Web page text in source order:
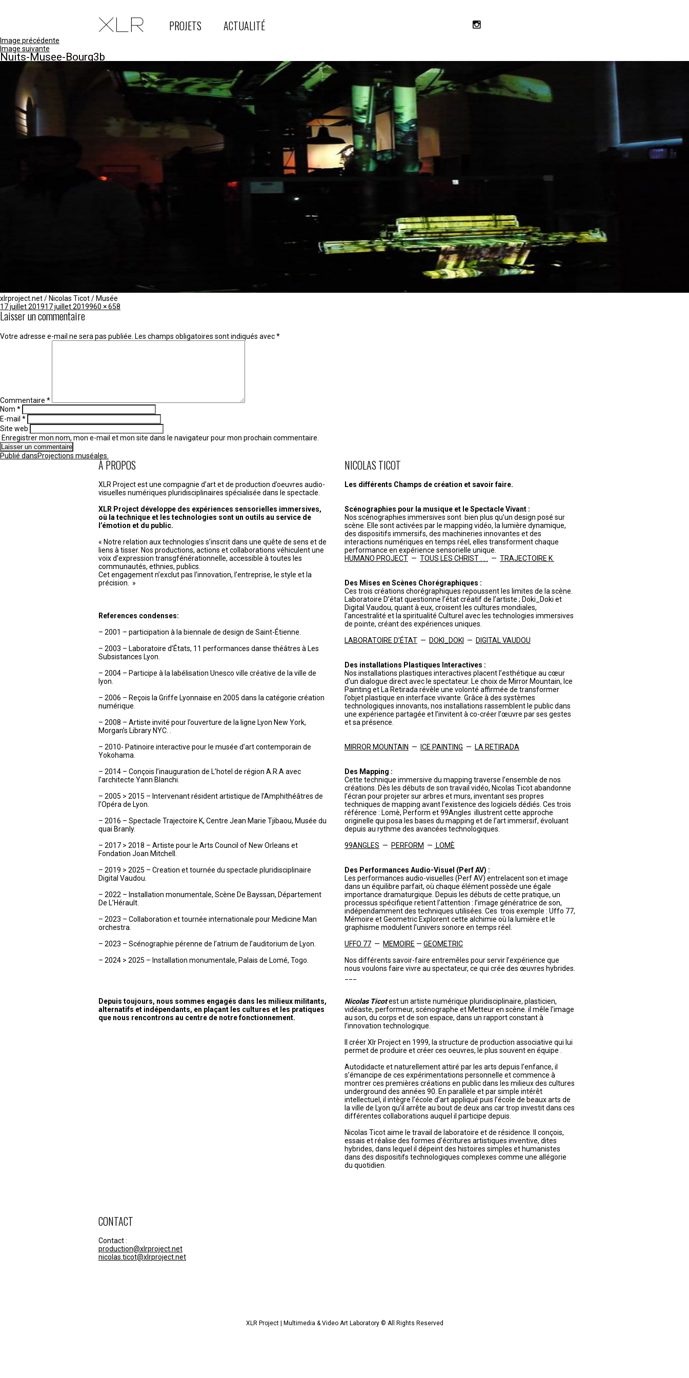
PROJETS ACTUALITÉ
Image précédente
Image suivante
Nuits-Musee-Bourg3b
xlrproject.net / Nicolas Ticot / Musée
Publié
le
17 juillet 201917 juillet 2019Taille
960 × 658
Laisser un commentaire
Votre adresse e-mail ne sera pas publiée. Les champs obligatoires sont indiqués avec*
Commentaire *
Nom *
E-mail *
Site web
Enregistrer mon nom, mon e-mail et mon site dans le navigateur pour mon prochain commentaire.
Navigation
de
Publié dansProjections muséales.
À PROPOS
XLR Project est une compagnie d’art et de production d’oeuvres audio-
visuelles numériques pluridisciplinaires spécialisée dans le spectacle.
XLR Project développe des expériences sensorielles immersives,
où la technique et les technologies sont un outils au service de
l’émotion et du public.
« Notre relation aux technologies s’inscrit dans une quête de sens et de
liens à tisser. Nos productions, actions et collaborations véhiculent une
voix d’expression transgfénérationnelle, accessible à toutes les
communautés, ethnies, publics.
Cet engagement n’exclut pas l’innovation, l’entreprise, le style et la
précision. »
References condenses:
– 2001 – participation à la biennale de design de Saint-Étienne.
– 2003 – Laboratoire d’États, 11 performances danse théâtres à Les
Subsistances Lyon.
– 2004 – Participe à la labélisation Unesco ville créative de la ville de
lyon.
– 2006 – Reçois la Griffe Lyonnaise en 2005 dans la catégorie création
numérique.
– 2008 – Artiste invité pour l’ouverture de la ligne Lyon New York,
Morgan’s Library NYC. .
– 2010- Patinoire interactive pour le musée d’art contemporain de
Yokohama.
– 2014 – Conçois l’inauguration de L’hotel de région A.R.A avec
l’architecte Yann Blanchi.
– 2005 > 2015 – Intervenant résident artistique de l’Amphithéâtres de
l’Opéra de Lyon.
– 2016 – Spectacle Trajectoire K, Centre Jean Marie Tjibaou, Musée du
quai Branly.
– 2017 > 2018 – Artiste pour le Arts Council of New Orleans et
Fondation Joan Mitchell.
– 2019 > 2025 – Creation et tournée du spectacle pluridisciplinaire
Digital Vaudou.
– 2022 – Installation monumentale, Scène De Bayssan, Département
De L’Hérault.
– 2023 – Collaboration et tournée internationale pour Medicine Man
orchestra.
– 2023 – Scénographie pérenne de l’atrium de l’auditorium de Lyon.
– 2024 > 2025 – Installation monumentale, Palais de Lomé, Togo.
Depuis toujours, nous sommes engagés dans les milieux militants,
alternatifs et indépendants, en plaçant les cultures et les pratiques
que nous rencontrons au centre de notre fonctionnement.
NICOLAS TICOT
Les différents Champs de création et savoir faire.
Scénographies pour la musique et le Spectacle Vivant :
Nos scénographies immersives sont bien plus qu’un design posé sur
scène. Elle sont activées par le mapping vidéo, la lumière dynamique,
des dispositifs immersifs, des machineries innovantes et des
interactions numériques en temps réel, elles transforment chaque
performance en expérience sensorielle unique.
HUMANO PROJECT — TOUS LES CHRIST . . . — TRAJECTOIRE K
Des Mises en Scènes Chorégraphiques :
Ces trois créations chorégraphiques repoussent les limites de la scène.
Laboratoire D’état questionne l’état créatif de l’artiste ; Doki_Doki et
Digital Vaudou, quant à eux, croisent les cultures mondiales,
l’ancestralité et la spiritualité Culturel avec les technologies immersives
de pointe, créant des expériences uniques.
LABORATOIRE D’ÉTAT — DOKI_DOKI — DIGITAL VAUDOU
Des installations Plastiques Interactives :
Nos installations plastiques interactives placent l’esthétique au cœur
d’un dialogue direct avec le spectateur. Le choix de Mirror Mountain, Ice
Painting et La Retirada révèle une volonté affirmée de transformer
l’objet plastique en interface vivante. Grâce à des systèmes
technologiques innovants, nos installations rassemblent le public dans
une expérience partagée et l’invitent à co-créer l’œuvre par ses gestes
et sa présence.
MIRROR MOUNTAIN — ICE PAINTING — LA RETIRADA
Des Mapping :
Cette technique immersive du mapping traverse l’ensemble de nos
créations. Dès les débuts de son travail vidéo, Nicolas Ticot abandonne
l’écran pour projeter sur arbres et murs, inventant ses propres
techniques de mapping avant l’existence des logiciels dédiés. Ces trois
référence : Lomè, Perform et 99Angles illustrent cette approche
originelle qui posa les bases du mapping et de l’art immersif, évoluant
depuis au rythme des avancées technologiques.
99ANGLES — PERFORM — LOMÈ
Des Performances Audio-Visuel (Perf AV) :
Les performances audio-visuelles (Perf AV) entrelacent son et image
dans un équilibre parfait, où chaque élément possède une égale
importance dramaturgique. Depuis les débuts de cette pratique, un
processus spécifique retient l’attention : l’image génératrice de son,
indépendamment des techniques utilisées. Ces trois exemple : Uffo 77,
Mémoire et Geometric Explorent cette alchimie où la lumière et le
graphisme modulent l’univers sonore en temps réel.
UFFO 77 — MEMOIRE — GEOMETRIC
Nos différents savoir-faire entremêles pour servir l’expérience que
nous voulons faire vivre au spectateur, ce qui crée des œuvres hybrides.
Nicolas Ticotest un artiste numérique pluridisciplinaire, plasticien,
vidéaste, performeur, scénographe et Metteur en scène. il mêle l’image
au son, du corps et de son espace, dans un rapport constant à
l’innovation technologique.
Il créer Xlr Project en 1999, la structure de production associative qui lui
permet de produire et créer ces oeuvres, le plus souvent en équipe .
Autodidacte et naturellement attiré par les arts depuis l’enfance, il
s’émancipe de ces expérimentations personnelle et commence à
montrer ces premières créations en public dans les milieux des cultures
underground des années 90. En parallèle et par simple intérêt
intellectuel, il intègre l’école d’art appliqué puis l’école de beaux arts de
la ville de Lyon qu’il arrête au bout de deux ans car trop investit dans ces
différentes collaborations auquel il participe depuis.
Nicolas Ticot aime le travail de laboratoire et de résidence. Il conçois,
essais et réalise des formes d’écritures artistiques inventive, dites
hybrides, dans lequel il dépeint des histoires simples et humanistes
dans des dispositifs technologiques complexes comme une allégorie
du quotidien.
CONTACT
Contact :
production@xlrproject.net
nicolas.ticot@xlrproject.net
XLR Project | Multimedia & Video Art Laboratory © All Rights Reserved